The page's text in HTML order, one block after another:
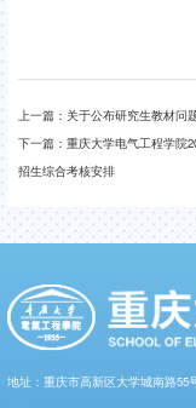
上一篇： 关于公布研究生教材问
下一篇： 重庆大学电气工程学院
招生综合考核安排
地址：重庆市高新区大学城南路55